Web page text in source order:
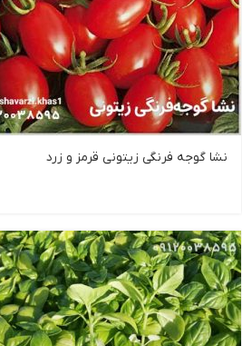
نشا گوجه فرنگی زیتونی قرمز و زرد